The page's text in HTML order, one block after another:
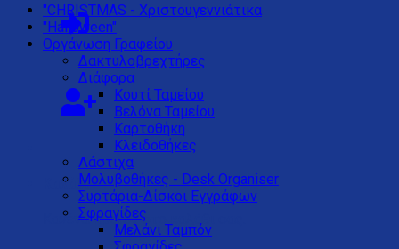
Καλάθι
Κανένα προϊόν στο καλάθι σας.
"CHRISTMAS - Χριστουγεννιάτικα
"Halloween"
Oργάνωση Γραφείου
Δακτυλοβρεχτήρες
Διάφορα
Kουτί Ταμείου
Βελόνα Ταμείου
Καρτοθήκη
Κλειδοθήκες
Λάστιχα
Μολυβοθήκες - Desk Organiser
Συρτάρια-Δίσκοι Eγγράφων
Σφραγίδες
Μελάνι Ταμπόν